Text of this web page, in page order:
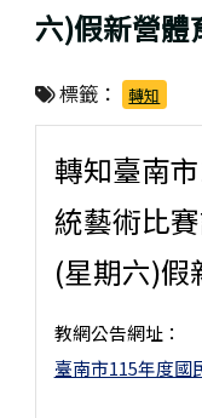
六)假新營體
標籤： 轉知
轉知臺南
統藝術比
(星期六)假
教網公告網址：
臺南市115年度國